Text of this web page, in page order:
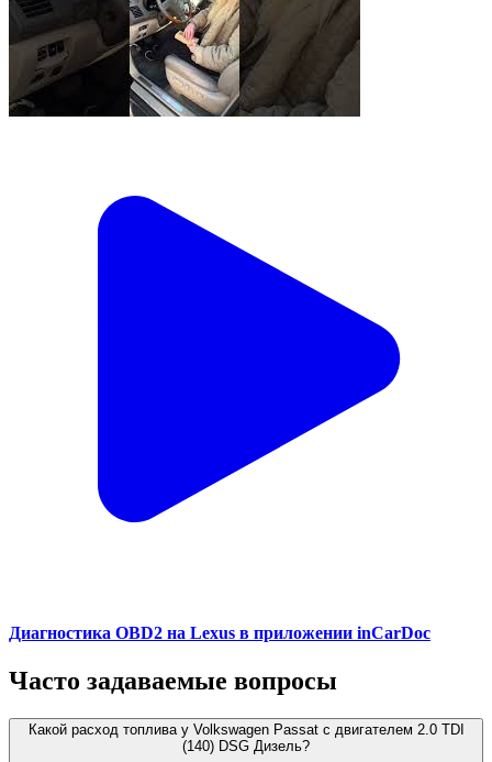
Диагностика OBD2 на Lexus в приложении inCarDoc
Часто задаваемые вопросы
Какой расход топлива у Volkswagen Passat с двигателем 2.0 TDI
(140) DSG Дизель?